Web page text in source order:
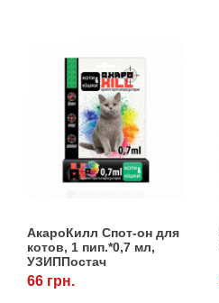
АкароКилл Спот-он для
котов, 1 пип.*0,7 мл,
УЗИППостач
66 грн.